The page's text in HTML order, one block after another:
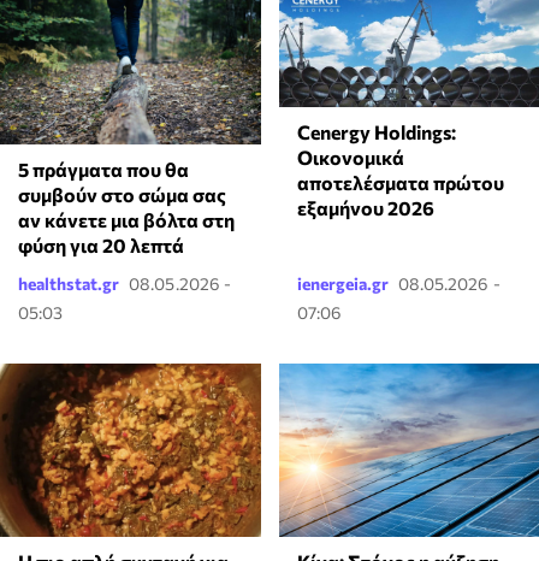
5 πράγματα που θα
συμβούν στο σώμα σας
αν κάνετε μια βόλτα στη
φύση για 20 λεπτά
healthstat.gr 08.05.2026 -
05:03
Cenergy Holdings:
Οικονομικά
αποτελέσματα πρώτου
εξαμήνου 2026
ienergeia.gr 08.05.2026 -
07:06